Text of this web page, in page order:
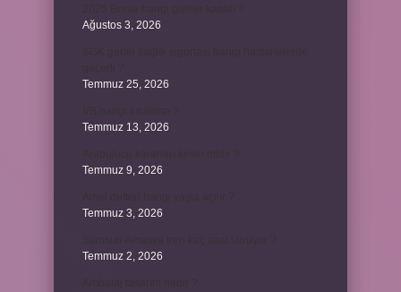
Ağustos 3, 2026
Temmuz 25, 2026
Temmuz 13, 2026
Temmuz 9, 2026
Temmuz 3, 2026
Temmuz 2, 2026